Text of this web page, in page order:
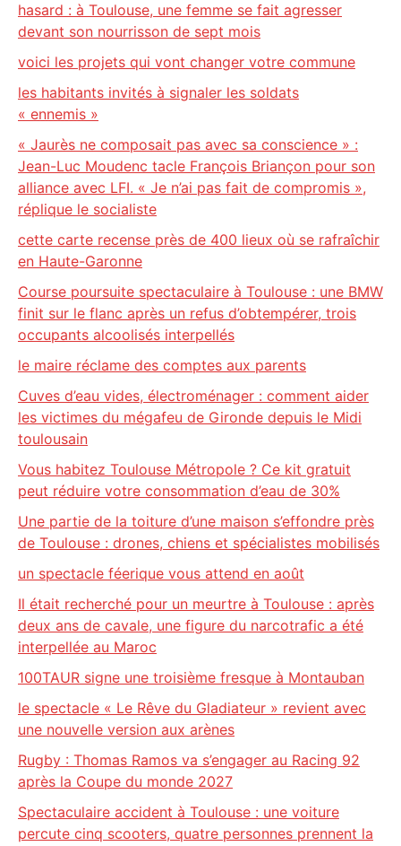
hasard : à Toulouse, une femme se fait agresser
devant son nourrisson de sept mois
voici les projets qui vont changer votre commune
les habitants invités à signaler les soldats
« ennemis »
« Jaurès ne composait pas avec sa conscience » :
Jean-Luc Moudenc tacle François Briançon pour son
alliance avec LFI. « Je n’ai pas fait de compromis »,
réplique le socialiste
cette carte recense près de 400 lieux où se rafraîchir
en Haute-Garonne
Course poursuite spectaculaire à Toulouse : une BMW
finit sur le flanc après un refus d’obtempérer, trois
occupants alcoolisés interpellés
le maire réclame des comptes aux parents
Cuves d’eau vides, électroménager : comment aider
les victimes du mégafeu de Gironde depuis le Midi
toulousain
Vous habitez Toulouse Métropole ? Ce kit gratuit
peut réduire votre consommation d’eau de 30%
Une partie de la toiture d’une maison s’effondre près
de Toulouse : drones, chiens et spécialistes mobilisés
un spectacle féerique vous attend en août
Il était recherché pour un meurtre à Toulouse : après
deux ans de cavale, une figure du narcotrafic a été
interpellée au Maroc
100TAUR signe une troisième fresque à Montauban
le spectacle « Le Rêve du Gladiateur » revient avec
une nouvelle version aux arènes
Rugby : Thomas Ramos va s’engager au Racing 92
après la Coupe du monde 2027
Spectaculaire accident à Toulouse : une voiture
percute cinq scooters, quatre personnes prennent la